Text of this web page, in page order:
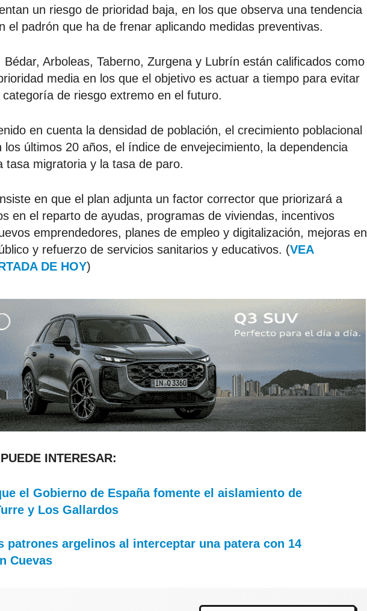
un riesgo de prioridad baja, en los que observa una tendencia
el padrón que ha de frenar aplicando medidas preventivas.
Arboleas, Taberno, Zurgena y Lubrín están calificados como
media en los que el objetivo es actuar a tiempo para evitar
de riesgo extremo en el futuro.
en cuenta la densidad de población, el crecimiento poblacional
los últimos 20 años, el índice de envejecimiento, la dependencia
tasa migratoria y la tasa de paro.
en que el plan adjunta un factor corrector que priorizará a
en el reparto de ayudas, programas de viviendas, incentivos
emprendedores, planes de empleo y digitalización, mejoras en
y refuerzo de servicios sanitarios y educativos. (VEA
DE HOY)
INTERESAR:
el Gobierno de España fomente el aislamiento de
y Los Gallardos
patrones argelinos al interceptar una patera con 14
Cuevas